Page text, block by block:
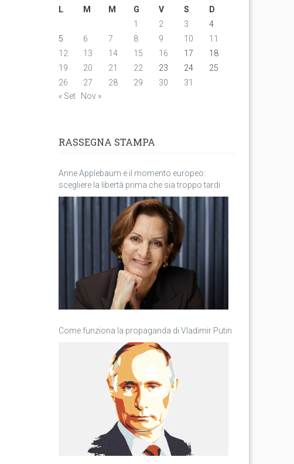
L
M M G V S
D
1
2 3
4
5
6 7 8 9 10
11
12
13 14 15 16 17
18
19
20 21 22 23 24
25
26
27 28 29 30
31
« Set
Nov »
RASSEGNA STAMPA
Anne Applebaum e il momento europeo:
scegliere la libertà prima che sia troppo tardi
Come funziona la propaganda di Vladimir Putin